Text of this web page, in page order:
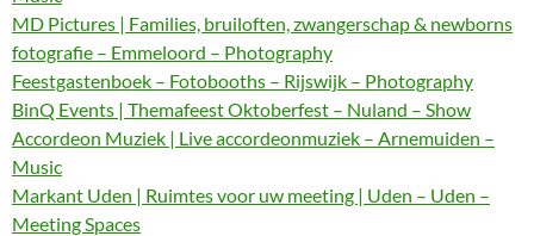
MD Pictures | Families, bruiloften, zwangerschap & newborns
fotografie – Emmeloord – Photography
Feestgastenboek – Fotobooths – Rijswijk – Photography
BinQ Events | Themafeest Oktoberfest – Nuland – Show
Accordeon Muziek | Live accordeonmuziek – Arnemuiden –
Music
Markant Uden | Ruimtes voor uw meeting | Uden – Uden –
Meeting Spaces